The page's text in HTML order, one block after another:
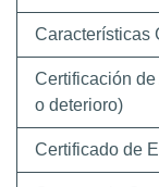
Características
Certificación
o deterioro)
Certificado de